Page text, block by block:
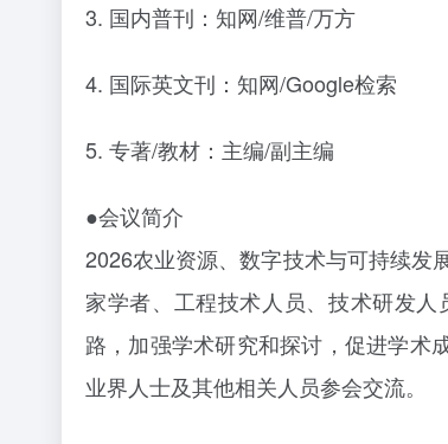
3. 国内普刊 ：知网/维普/万方
4. 国际英文刊 ：知网/Google检索
5. 专著/教材 ：主编/副主编
●会议简介
2026农业资源、数字技术与可持续发
家学者、工程技术人员、技术研发
路，加强学术研究和探讨，促进学术
业界人士及其他相关人员参会交流。